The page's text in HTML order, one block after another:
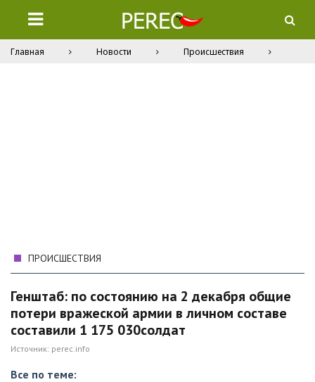
Главная Новости Происшествия
ПРОИСШЕСТВИЯ
Генштаб: по состоянию на 2 декабря общие
потери вражеской армии в личном составе
составили 1 175 030солдат
Источник: perec.info
Все по теме: